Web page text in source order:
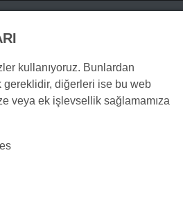
kullanıyoruz. Bunlardan
gereklidir, diğerleri ise bu web
veya ek işlevsellik sağlamamıza